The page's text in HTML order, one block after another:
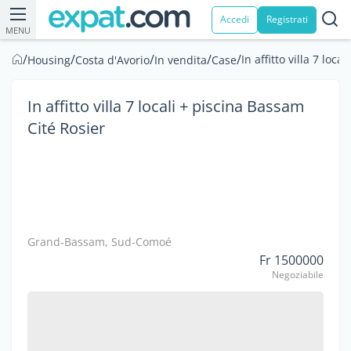
MENU
Accedi Registrati
/Housing/Costa d'Avorio/In vendita/Case/In affitto villa 7
In affitto villa 7 locali + piscina Bassam
Cité Rosier
Grand-Bassam, Sud-Comoé
Fr 1500000
Negoziabile